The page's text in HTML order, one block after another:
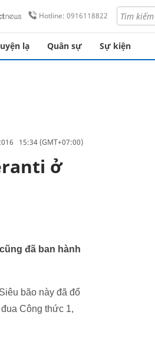
Hotline: 0916118822
lạ Quân sự Sự kiện
15:34 (GMT+07:00)
ở
đã ban hành
bão này đã đổ
Công thức 1,